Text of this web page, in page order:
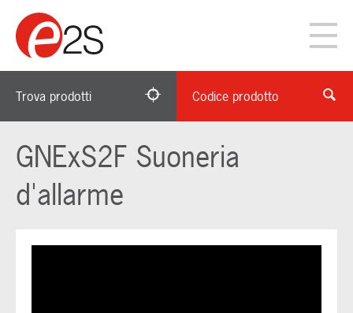
Trova prodotti Codice prodotto
GNExS2F Suoneria
d'allarme